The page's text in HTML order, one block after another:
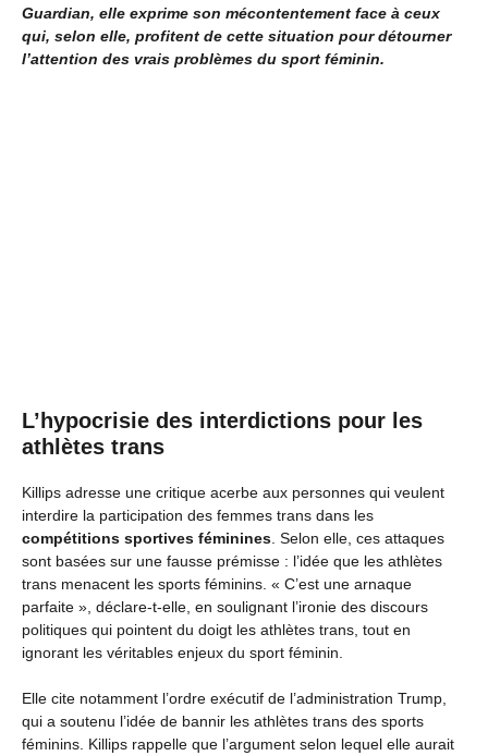
Guardian, elle exprime son mécontentement face à ceux
qui, selon elle, profitent de cette situation pour détourner
l’attention des vrais problèmes du sport féminin.
L’hypocrisie des interdictions pour les
athlètes trans
Killips adresse une critique acerbe aux personnes qui veulent
interdire la participation des femmes trans dans les
compétitions sportives féminines . Selon elle, ces attaques
sont basées sur une fausse prémisse : l’idée que les athlètes
trans menacent les sports féminins. « C’est une arnaque
parfaite », déclare-t-elle, en soulignant l’ironie des discours
politiques qui pointent du doigt les athlètes trans, tout en
ignorant les véritables enjeux du sport féminin.
Elle cite notamment l’ordre exécutif de l’administration Trump,
qui a soutenu l’idée de bannir les athlètes trans des sports
féminins. Killips rappelle que l’argument selon lequel elle aurait